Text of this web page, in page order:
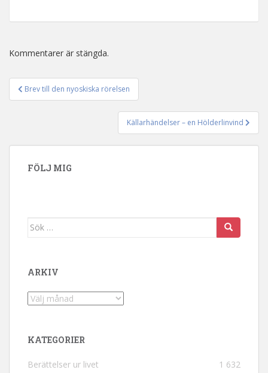
Kommentarer är stängda.
Inläggsnavigering
Brev till den nyoskiska rörelsen
Källarhändelser – en Hölderlinvind
FÖLJ MIG
Sök efter:
ARKIV
Arkiv
KATEGORIER
Berättelser ur livet 1 632